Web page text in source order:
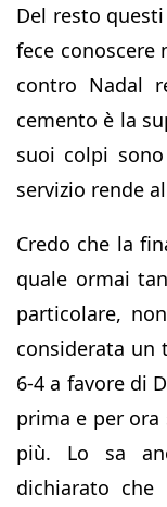
Del resto
fece conoscere
contro Nadal
cemento è la
suoi colpi
servizio rende
Credo che la
quale ormai
particolare,
considerata un
6-4 a favore di
prima e per
più. Lo sa
dichiarato